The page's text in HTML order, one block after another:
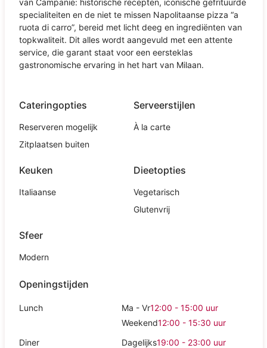
specialiteiten en de niet te missen Napolitaanse pizza “a
ruota di carro”, bereid met licht deeg en ingrediënten van
topkwaliteit. Dit alles wordt aangevuld met een attente
service, die garant staat voor een eersteklas
gastronomische ervaring in het hart van Milaan.
Cateringopties
Reserveren mogelijk
Zitplaatsen buiten
Serveerstijlen
À la carte
Keuken
Italiaanse
Dieetopties
Vegetarisch
Glutenvrij
Sfeer
Modern
Openingstijden
Lunch Ma - Vr12:00 - 15:00 uur
Weekend12:00 - 15:30 uur
Diner
Dagelijks19:00 - 23:00 uur